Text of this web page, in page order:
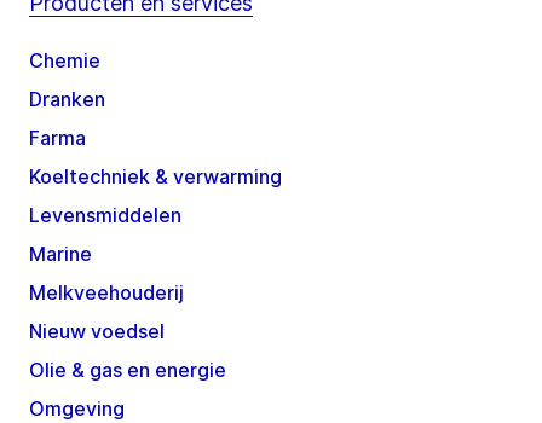
Chemie
Dranken
Farma
Koeltechniek & verwarming
Levensmiddelen
Marine
Melkveehouderij
Nieuw voedsel
Olie & gas en energie
Omgeving